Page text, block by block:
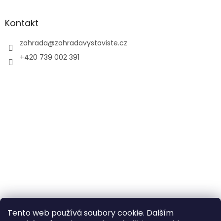
Tento web používá soubory cookie. Dalším
Kontakt
zahrada@zahradavystaviste.cz
+420 739 002 391